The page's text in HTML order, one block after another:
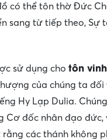
có thể tôn thờ Đức
sang từ tiếp theo, Sự
sử dụng cho tôn
của chúng ta
Hy Lạp Dulia.
Cơ đốc nhân đạo
rằng các thánh không